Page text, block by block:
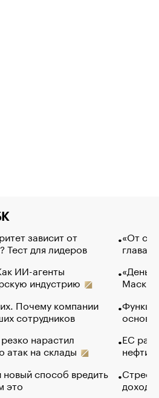
зависит от
Тест для лидеров
ИИ-агенты
индустрию
Почему компании
сотрудников
нарастил
атак на склады
способ вредить
это
«От
глава
Маск в
основ
ЕС
нефти